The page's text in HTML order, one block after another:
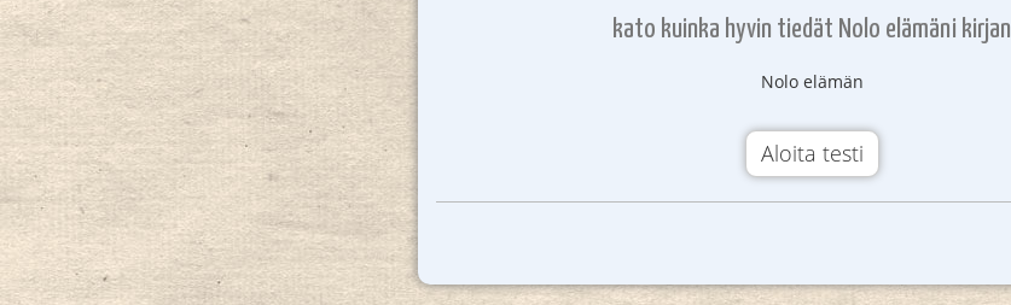
kato kuinka hyvin tiedät Nolo elämäni kirjan
Nolo elämän
Aloita testi